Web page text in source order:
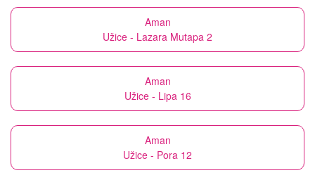
Aman
Užice - Lazara Mutapa 2
Aman
Užice - Lipa 16
Aman
Užice - Pora 12